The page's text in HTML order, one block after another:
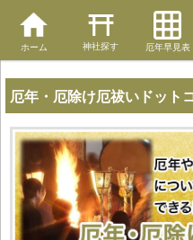
ホーム 神社探す 厄年早見表
厄年・厄除け厄祓いドット